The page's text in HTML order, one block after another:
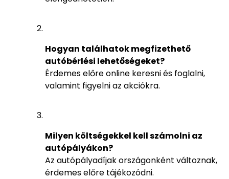
Hogyan találhatok megfizethető
autóbérlési lehetőségeket?
Érdemes előre online keresni és foglalni,
valamint figyelni az akciókra.
Milyen költségekkel kell számolni az
autópályákon?
Az autópályadíjak országonként változnak,
érdemes előre tájékozódni.